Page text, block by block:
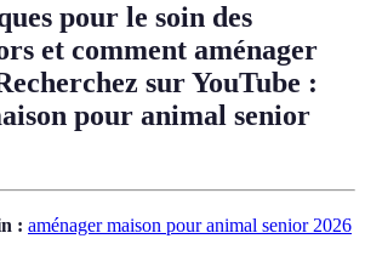
pour le soin des
et comment aménager
sur YouTube :
pour animal senior
: aménager maison pour animal senior 2026